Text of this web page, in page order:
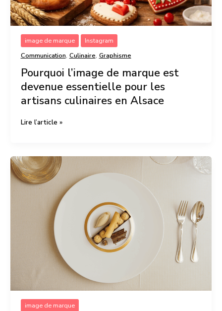
image de marque
Instagram
Communication, Culinaire, Graphisme
Pourquoi l’image de marque est
devenue essentielle pour les
artisans culinaires en Alsace
Alsace
Lire l’article »
image de marque
Pourquoi
une
belle
photo
ne
suffit
pas
:
misez
sur
le
storytelling
et
le
branding
culinaire